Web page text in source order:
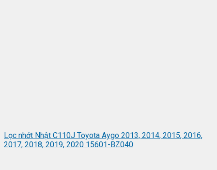
Lọc nhớt Nhật C110J Toyota Aygo 2013, 2014, 2015, 2016,
2017, 2018, 2019, 2020 15601-BZ040